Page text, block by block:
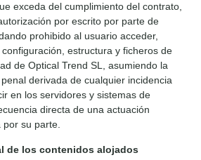
exceda del cumplimiento del contrato,
por escrito por parte de
prohibido al usuario acceder,
estructura y ficheros de
de Optical Trend SL, asumiendo la
derivada de cualquier incidencia
en los servidores y sistemas de
directa de una actuación
su parte.
de los contenidos alojados